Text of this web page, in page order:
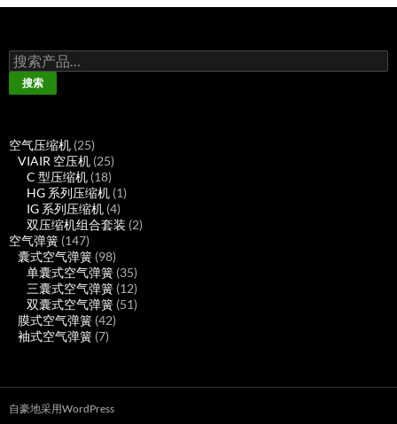
搜
索：
搜索
空气压缩机 2525
个
产
品
VIAIR 空压机 2525
个
产
品
C 型压缩机 1818
个
产
品
HG 系列压缩机 11
产
IG 系列压缩机 44
个
双压缩机组合套装 22
空气弹簧 147147
个
产
品
囊式空气弹簧 9898
个
产
品
单囊式空气弹簧 3535
个
产
三囊式空气弹簧 1212
个
双囊式空气弹簧 5151
膜式空气弹簧 4242
袖式空气弹簧 77
自豪地采用WordPress